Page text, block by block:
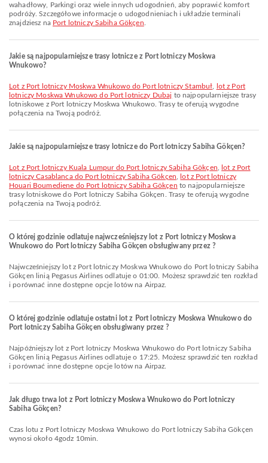
wahadłowy, Parkingi oraz wiele innych udogodnień, aby poprawić komfort
podróży. Szczegółowe informacje o udogodnieniach i układzie terminali
znajdziesz na Port lotniczy Sabiha Gökçen
Jakie są najpopularniejsze trasy lotnicze z Port lotniczy Moskwa
Wnukowo?
lot z Port lotniczy Moskwa Wnukowo do Port lotniczy Stambuł
lot z Port
lotniczy Moskwa Wnukowo do Port lotniczy Dubaj to najpopularniejsze trasy
lotniskowe z Port lotniczy Moskwa Wnukowo. Trasy te oferują wygodne
połączenia na Twoją podróż.
Jakie są najpopularniejsze trasy lotnicze do Port lotniczy Sabiha Gökçen?
lot z Port lotniczy Kuala Lumpur do Port lotniczy Sabiha Gökçen
lot z Port
lotniczy Casablanca do Port lotniczy Sabiha Gökçen
lot z Port lotniczy
Houari Boumediene do Port lotniczy Sabiha Gökçen to najpopularniejsze
trasy lotniskowe do Port lotniczy Sabiha Gökçen. Trasy te oferują wygodne
połączenia na Twoją podróż.
O której godzinie odlatuje najwcześniejszy lot z Port lotniczy Moskwa
Wnukowo do Port lotniczy Sabiha Gökçen obsługiwany przez ?
Najwcześniejszy lot z Port lotniczy Moskwa Wnukowo do Port lotniczy Sabiha
Gökçen linią Pegasus Airlines odlatuje o 01:00. Możesz sprawdzić ten rozkład
i porównać inne dostępne opcje lotów na Airpaz.
O której godzinie odlatuje ostatni lot z Port lotniczy Moskwa Wnukowo do
Port lotniczy Sabiha Gökçen obsługiwany przez ?
Najpóźniejszy lot z Port lotniczy Moskwa Wnukowo do Port lotniczy Sabiha
Gökçen linią Pegasus Airlines odlatuje o 17:25. Możesz sprawdzić ten rozkład
i porównać inne dostępne opcje lotów na Airpaz.
Jak długo trwa lot z Port lotniczy Moskwa Wnukowo do Port lotniczy
Sabiha Gökçen?
Czas lotu z Port lotniczy Moskwa Wnukowo do Port lotniczy Sabiha Gökçen
wynosi około 4godz 10min.